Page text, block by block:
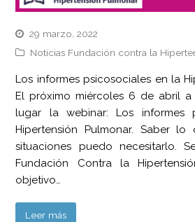
29 marzo, 2022
Noticias Fundación contra la
Los informes psicosociales en la
El próximo miércoles 6 de abril a
lugar la webinar: Los informes
Hipertensión Pulmonar. Saber
situaciones puedo necesitarlo.
Fundación Contra la
objetivo…
Leer más